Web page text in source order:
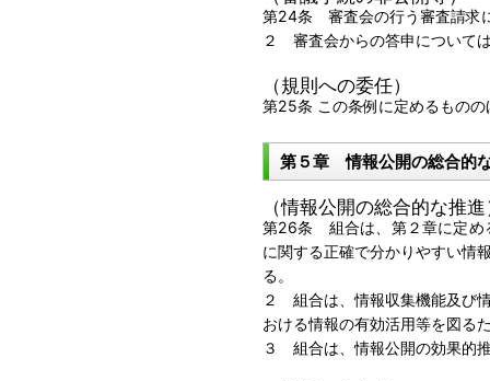
第24条 審査会の行う審査請求
２ 審査会からの答申について
（規則への委任）
第25条 この条例に定めるもの
第５章 情報公開の総合的
（情報公開の総合的な推
第26条 組合は、第２章に定め
に関する正確で分かりやすい情
る。
２ 組合は、情報収集機能及び
おける情報の有効活用等を図る
３ 組合は、情報公開の効果的